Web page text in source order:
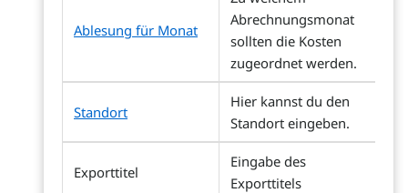
Ablesung für Monat
Abrechnungsmonat
sollten die Kosten
zugeordnet werden.
Standort
Hier kannst du den
Standort eingeben.
Exporttitel
Eingabe des
Exporttitels